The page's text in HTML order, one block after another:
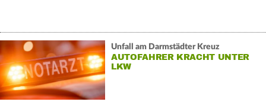
Unfall am Darmstädter Kreuz
AUTOFAHRER KRACHT UNTER
LKW